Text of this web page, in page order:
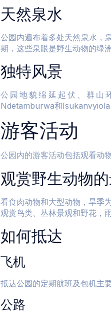
天然泉水
公园内遍布着多处天然泉水，
期，这些泉眼是野生动物的绿洲
独特风景
公园地貌绵延起伏、群山
Ndetamburwa和Isukanvyiola
游客活动
公园内的游客活动包括观看动
观赏野生动物
看食肉动物和大型动物，旱季
观赏鸟类、丛林景观和野花，
如何抵达
飞机
抵达公园的定期航班及包机主
公路